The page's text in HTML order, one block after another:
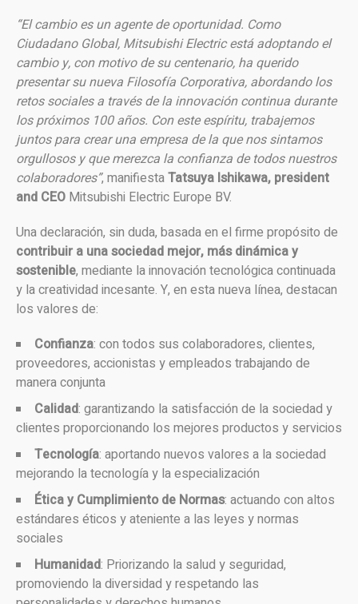
“El cambio es un agente de oportunidad. Como
Ciudadano Global, Mitsubishi Electric está adoptando el
cambio y, con motivo de su centenario, ha querido
presentar su nueva Filosofía Corporativa, abordando los
retos sociales a través de la innovación continua durante
los próximos 100 años. Con este espíritu, trabajemos
juntos para crear una empresa de la que nos sintamos
orgullosos y que merezca la confianza de todos nuestros
colaboradores”, manifiestaTatsuya Ishikawa, president
and CEO Mitsubishi Electric Europe BV.
Una declaración, sin duda, basada en el firme propósito de
contribuir a una sociedad mejor, más dinámica y
sostenible, mediante la innovación tecnológica continuada
y la creatividad incesante. Y, en esta nueva línea, destacan
los valores de:
Confianza: con todos sus colaboradores, clientes,
proveedores, accionistas y empleados trabajando de
manera conjunta
Calidad: garantizando la satisfacción de la sociedad y
clientes proporcionando los mejores productos y servicios
Tecnología: aportando nuevos valores a la sociedad
mejorando la tecnología y la especialización
Ética y Cumplimiento de Normas: actuando con altos
estándares éticos y ateniente a las leyes y normas
sociales
Humanidad: Priorizando la salud y seguridad,
promoviendo la diversidad y respetando las